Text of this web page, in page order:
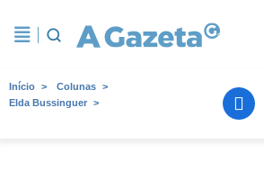
Início
Colunas
Elda Bussinguer